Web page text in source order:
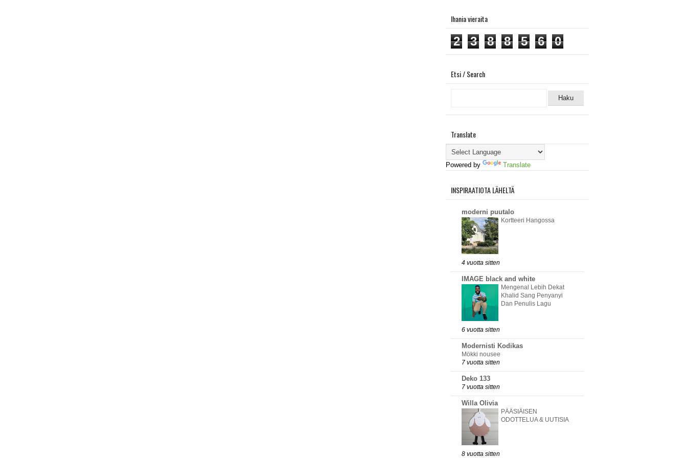
Ihania vieraita
2 3 8 8 5 6 0
Etsi / Search
Translate
Powered by Translate
INSPIRAATIOTA LÄHELTÄ
moderni puutalo
Kortteeri Hangossa
4 vuotta sitten
IMAGE black and white
Mengenal Lebih Dekat
Khalid Sang Penyanyi
Dan Penulis Lagu
6 vuotta sitten
Modernisti Kodikas
Mökki nousee
7 vuotta sitten
Deko 133
7 vuotta sitten
Willa Olivia
PÄÄSIÄISEN
ODOTTELUA & UUTISIA
8 vuotta sitten